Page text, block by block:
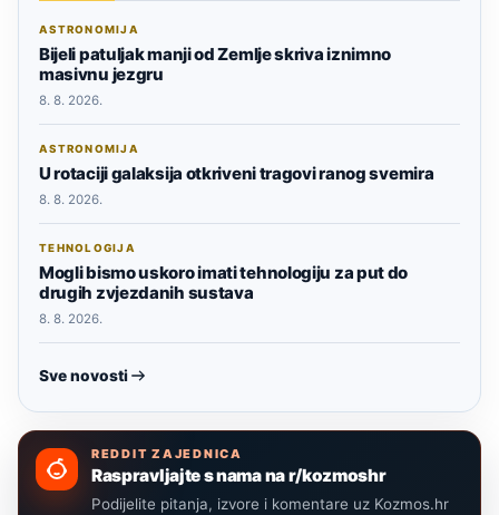
ASTRONOMIJA
Bijeli patuljak manji od Zemlje skriva iznimno
masivnu jezgru
8. 8. 2026.
ASTRONOMIJA
U rotaciji galaksija otkriveni tragovi ranog svemira
8. 8. 2026.
TEHNOLOGIJA
Mogli bismo uskoro imati tehnologiju za put do
drugih zvjezdanih sustava
8. 8. 2026.
Sve novosti
REDDIT ZAJEDNICA
Raspravljajte s nama na r/kozmoshr
Podijelite pitanja, izvore i komentare uz Kozmos.hr